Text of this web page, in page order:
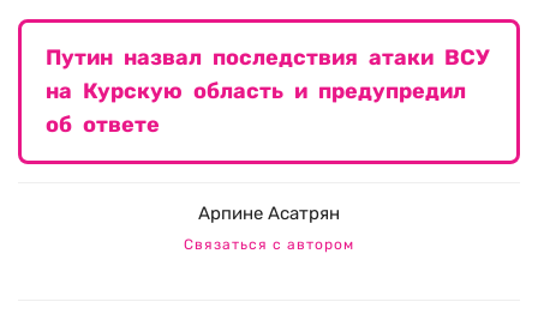
Путин назвал последствия атаки ВСУ
на Курскую область и предупредил
об ответе
Арпине Асатрян
Связаться с автором